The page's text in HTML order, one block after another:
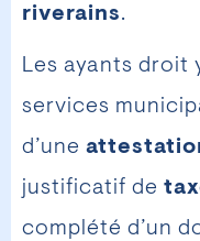
riverains.
Les ayants droit
services
d’une
justificatif de
complété d’un